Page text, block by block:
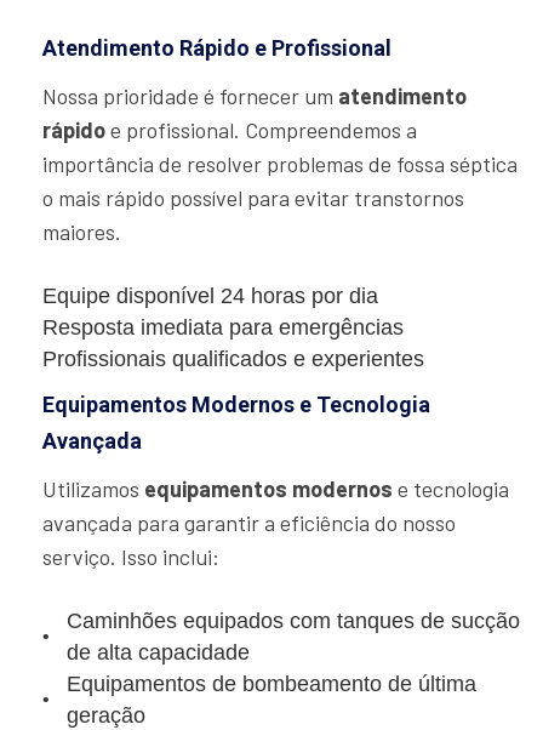
Atendimento Rápido e Profissional
Nossa prioridade é fornecer um atendimento
rápidoe profissional. Compreendemos a
importância de resolver problemas de fossa séptica
o mais rápido possível para evitar transtornos
maiores.
Equipe disponível 24 horas por dia
Resposta imediata para emergências
Profissionais qualificados e experientes
Equipamentos Modernos e Tecnologia
Avançada
Utilizamos equipamentos modernos e tecnologia
avançada para garantir a eficiência do nosso
serviço. Isso inclui:
Caminhões equipados com tanques de sucção
de alta capacidade
Equipamentos de bombeamento de última
geração